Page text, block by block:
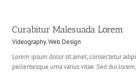
Curabitur Malesuada Lorem
Videography,Web Design
Lorem ipsum dolor sit amet, consectetur
pellentesque urna varius vitae. Sed dui